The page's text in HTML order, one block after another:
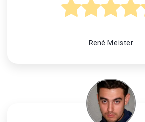
René Meister